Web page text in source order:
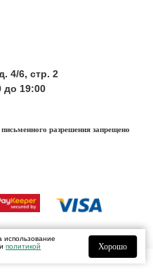
4/6, стр. 2
до 19:00
разрешения запрещено
использование
иполитикой
Хорошо